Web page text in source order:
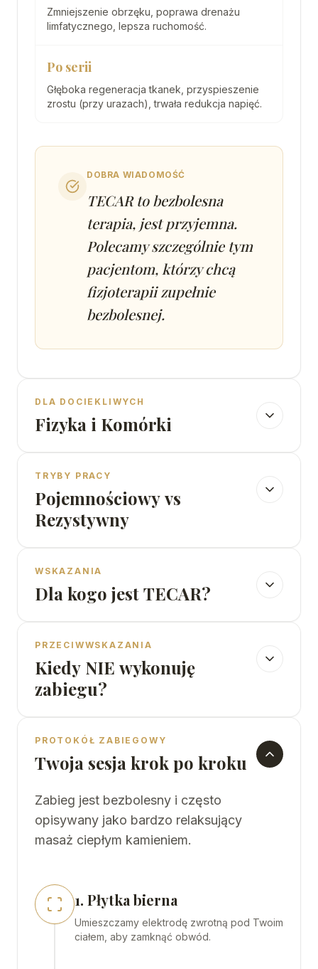
Zmniejszenie obrzęku, poprawa drenażu
limfatycznego, lepsza ruchomość.
Po serii
Głęboka regeneracja tkanek, przyspieszenie
zrostu (przy urazach), trwała redukcja napięć.
DOBRA WIADOMOŚĆ
TECAR to bezbolesna
terapia, jest przyjemna.
Polecamy szczególnie tym
pacjentom, którzy chcą
fizjoterapii zupełnie
bezbolesnej.
DLA DOCIEKLIWYCH
Fizyka i Komórki
TRYBY PRACY
Pojemnościowy vs
Rezystywny
WSKAZANIA
Dla kogo jest TECAR?
PRZECIWWSKAZANIA
Kiedy NIE wykonuję
zabiegu?
PROTOKÓŁ ZABIEGOWY
Twoja sesja krok po kroku
Zabieg jest bezbolesny i często
opisywany jako bardzo relaksujący
masaż ciepłym kamieniem.
1. Płytka bierna
Umieszczamy elektrodę zwrotną pod Twoim
ciałem, aby zamknąć obwód.